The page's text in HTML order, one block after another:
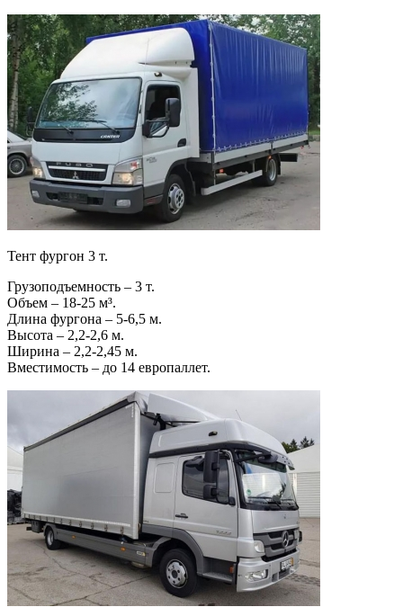
Тент фургон 3 т.
Грузоподъемность – 3 т.
Объем – 18-25 м³.
Длина фургона – 5-6,5 м.
Высота – 2,2-2,6 м.
Ширина – 2,2-2,45 м.
Вместимость – до 14 европаллет.